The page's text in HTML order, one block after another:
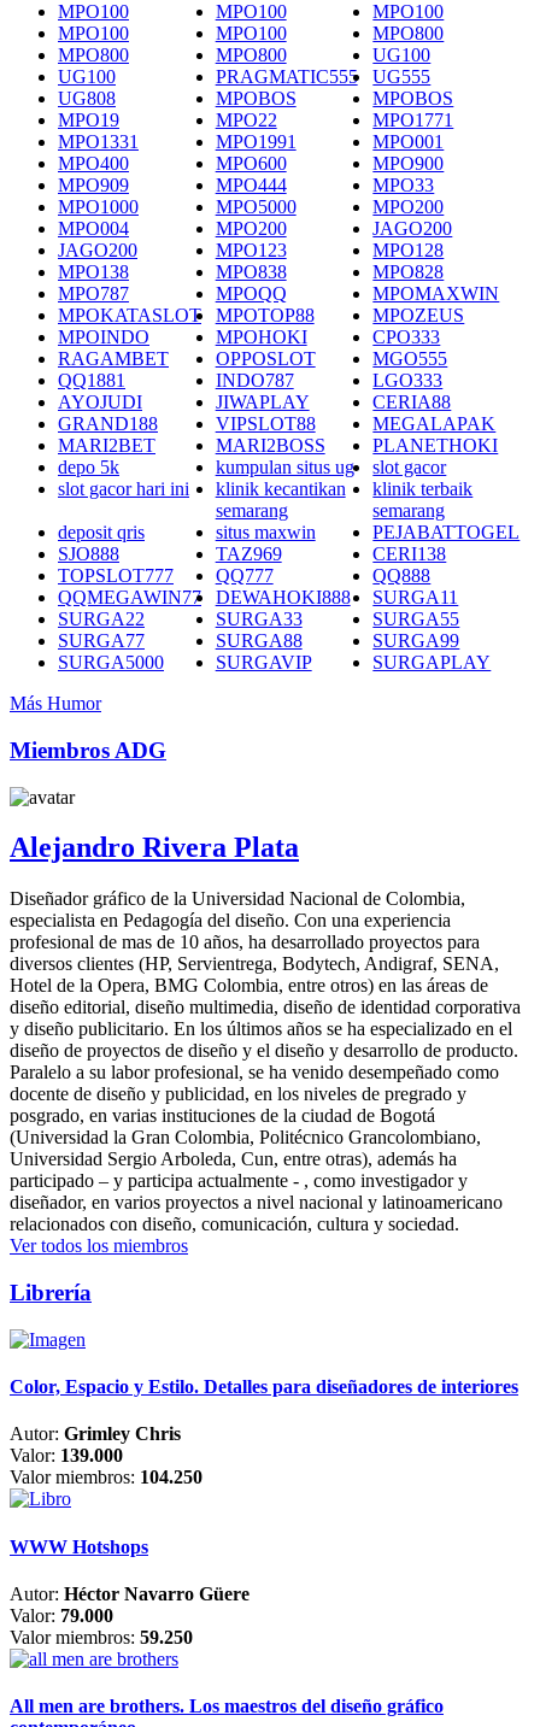
MPO100 MPO100
MPO100
MPO100
MPO100
MPO800
MPO800
MPO800
UG100
UG100
PRAGMATIC555
UG555
UG808
MPOBOS
MPOBOS
MPO19
MPO22
MPO1771
MPO1331
MPO1991
MPO001
MPO400
MPO600
MPO900
MPO909
MPO444
MPO33
MPO1000
MPO5000
MPO200
MPO004
MPO200
JAGO200
JAGO200
MPO123
MPO128
MPO138
MPO838
MPO828
MPO787
MPOQQ
MPOMAXWIN
MPOKATASLOT
MPOTOP88
MPOZEUS
MPOINDO
MPOHOKI
CPO333
RAGAMBET
OPPOSLOT
MGO555
QQ1881
INDO787
LGO333
AYOJUDI
JIWAPLAY
CERIA88
GRAND188
VIPSLOT88
MEGALAPAK
MARI2BET
MARI2BOSS
PLANETHOKI
depo 5k
kumpulan situs ug
slot gacor
slot gacor hari ini
klinik kecantikan
semarang
klinik terbaik
semarang
deposit qris
situs maxwin
PEJABATTOGEL
SJO888
TAZ969
CERI138
TOPSLOT777
QQ777
QQ888
QQMEGAWIN77
DEWAHOKI888
SURGA11
SURGA22
SURGA33
SURGA55
SURGA77
SURGA88
SURGA99
SURGA5000
SURGAVIP
SURGAPLAY
Más Humor
Miembros ADG
Alejandro Rivera Plata
Diseñador gráfico de la Universidad Nacional de Colombia,
especialista en Pedagogía del diseño. Con una experiencia
profesional de mas de 10 años, ha desarrollado proyectos para
diversos clientes (HP, Servientrega, Bodytech, Andigraf, SENA,
Hotel de la Opera, BMG Colombia, entre otros) en las áreas de
diseño editorial, diseño multimedia, diseño de identidad corporativa
y diseño publicitario. En los últimos años se ha especializado en el
diseño de proyectos de diseño y el diseño y desarrollo de producto.
Paralelo a su labor profesional, se ha venido desempeñado como
docente de diseño y publicidad, en los niveles de pregrado y
posgrado, en varias instituciones de la ciudad de Bogotá
(Universidad la Gran Colombia, Politécnico Grancolombiano,
Universidad Sergio Arboleda, Cun, entre otras), además ha
participado – y participa actualmente - , como investigador y
diseñador, en varios proyectos a nivel nacional y latinoamericano
relacionados con diseño, comunicación, cultura y sociedad.
Ver todos los miembros
Librería
Color, Espacio y Estilo. Detalles para diseñadores de interiores
Autor: Grimley Chris
Valor: 139.000
Valor miembros: 104.250
WWW Hotshops
Autor: Héctor Navarro Güere
Valor: 79.000
Valor miembros: 59.250
All men are brothers. Los maestros del diseño gráfico